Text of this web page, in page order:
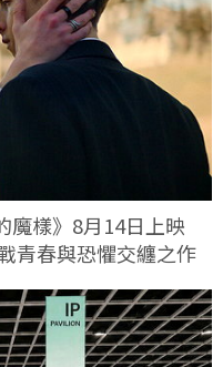
魔樣》8月14日上映
青春與恐懼交纏之作